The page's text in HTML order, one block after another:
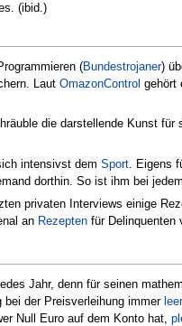
(ibid.)
(Bundestrojaner)
Laut OmazonControl gehört
die darstellende Kunst
intensivst dem Sport . Eigens
dorthin. So ist ihm bei
privaten Interviews einige
an Rezepten für Delinquenten
Jahr, denn für seinen
bei der Preisverleihung immer leer
Null Euro auf dem Konto hat,